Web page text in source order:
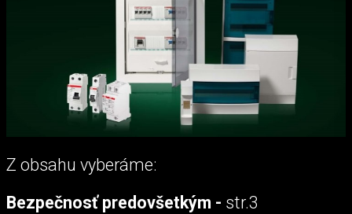
Z obsahu vyberáme:
Bezpečnosť predovšetkým - str.3